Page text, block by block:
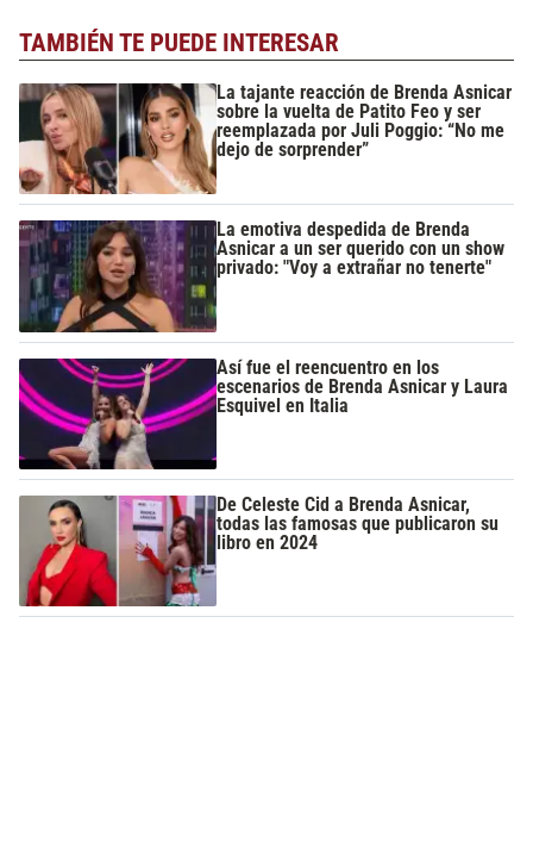
TAMBIÉN TE PUEDE INTERESAR
La tajante reacción de Brenda Asnicar
sobre la vuelta de Patito Feo y ser
reemplazada por Juli Poggio: “No me
dejo de sorprender”
La emotiva despedida de Brenda
Asnicar a un ser querido con un show
privado: "Voy a extrañar no tenerte"
Así fue el reencuentro en los
escenarios de Brenda Asnicar y Laura
Esquivel en Italia
De Celeste Cid a Brenda Asnicar,
todas las famosas que publicaron su
libro en 2024